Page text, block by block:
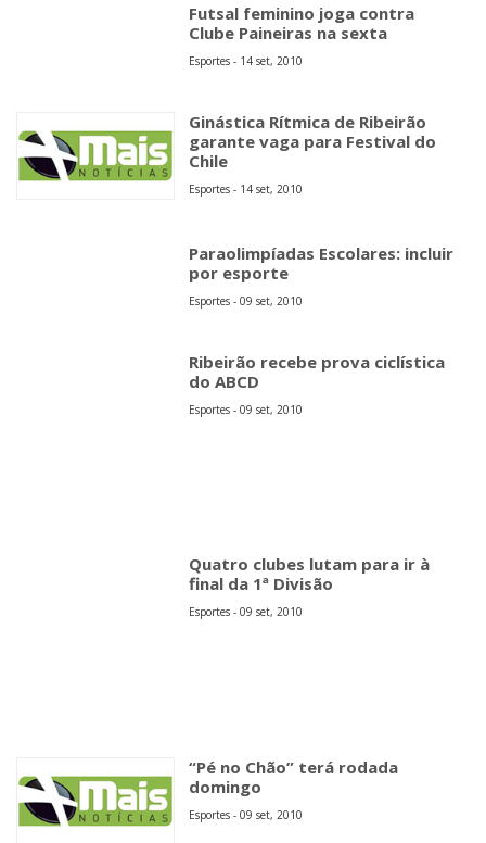
Futsal feminino joga contra
Clube Paineiras na sexta
Esportes - 14 set, 2010
Ginástica Rítmica de Ribeirão
garante vaga para Festival do
Chile
Esportes - 14 set, 2010
Paraolimpíadas Escolares: incluir
por esporte
Esportes - 09 set, 2010
Ribeirão recebe prova ciclística
do ABCD
Esportes - 09 set, 2010
Quatro clubes lutam para ir à
final da 1ª Divisão
Esportes - 09 set, 2010
“Pé no Chão” terá rodada
domingo
Esportes - 09 set, 2010